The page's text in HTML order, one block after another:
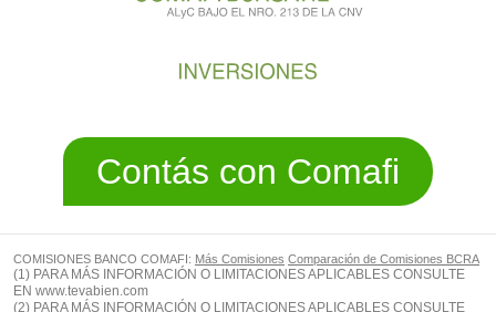
Contás con Comafi
COMISIONES BANCO COMAFI: Más Comisiones Comparación de Comisiones BCRA
(1) PARA MÁS INFORMACIÓN O LIMITACIONES APLICABLES CONSULTE
EN www.tevabien.com
(2) PARA MÁS INFORMACIÓN O LIMITACIONES APLICABLES CONSULTE